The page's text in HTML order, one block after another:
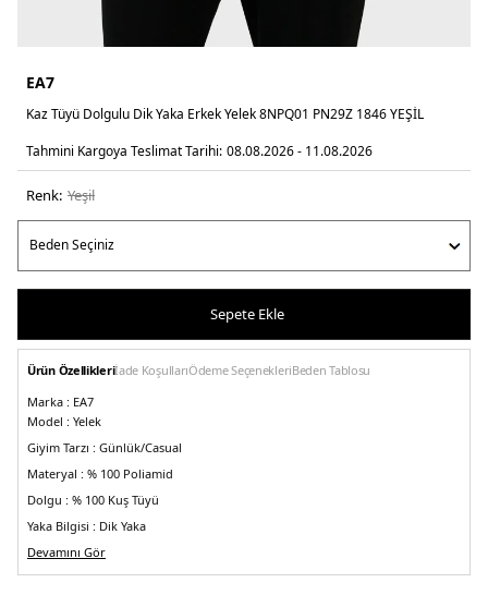
EA7
Kaz Tüyü Dolgulu Dik Yaka Erkek Yelek 8NPQ01 PN29Z 1846 YEŞİL
Tahmini Kargoya Teslimat Tarihi: 08.08.2026 - 11.08.2026
Renk: yeşi̇l
Sepete Ekle
Ürün Özellikleriİade KoşullarıÖdeme SeçenekleriBeden Tablosu
Marka : EA7
Model : Yelek
Giyim Tarzı : Günlük/Casual
Materyal : % 100 Poliamid
Dolgu : % 100 Kuş Tüyü
Yaka Bilgisi : Dik Yaka
Kapama Bilgisi :
Cep Bilgisi :Cepli
Devamını Gör